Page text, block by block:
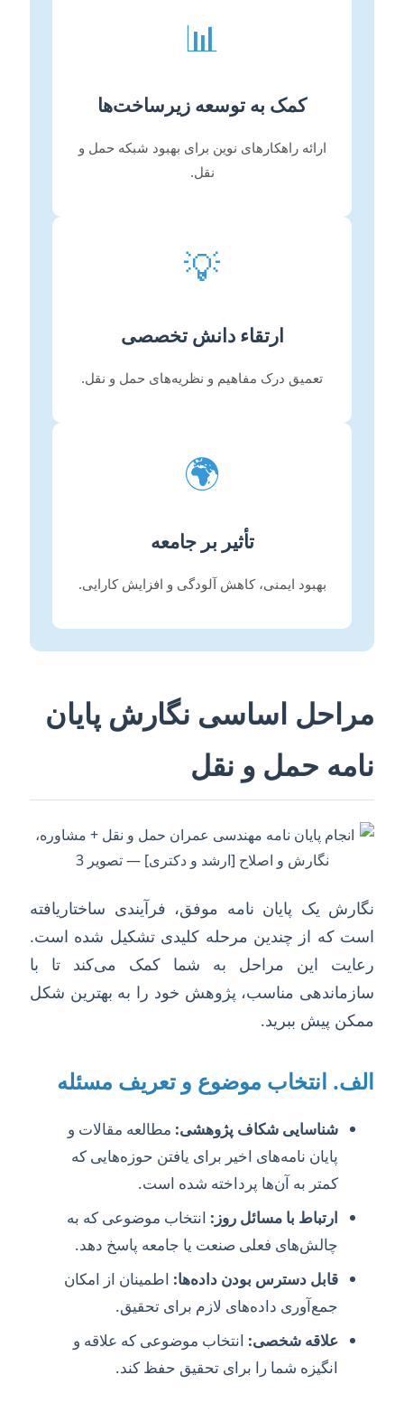
📊
کمک به توسعه زیرساخت‌ها
ارائه راهکارهای نوین برای بهبود شبکه حمل و
نقل.
💡
ارتقاء دانش تخصصی
تعمیق درک مفاهیم و نظریه‌های حمل و نقل.
🌍
تأثیر بر جامعه
بهبود ایمنی، کاهش آلودگی و افزایش کارایی.
مراحل اساسی نگارش پایان
نامه حمل و نقل
نگارش یک پایان نامه موفق، فرآیندی ساختاریافته
است که از چندین مرحله کلیدی تشکیل شده است.
رعایت این مراحل به شما کمک می‌کند تا با
سازماندهی مناسب، پژوهش خود را به بهترین شکل
ممکن پیش ببرید.
الف. انتخاب موضوع و تعریف مسئله
شناسایی شکاف پژوهشی: مطالعه مقالات و
پایان نامه‌های اخیر برای یافتن حوزه‌هایی که
کمتر به آن‌ها پرداخته شده است.
ارتباط با مسائل روز: انتخاب موضوعی که به
چالش‌های فعلی صنعت یا جامعه پاسخ دهد.
قابل دسترس بودن داده‌ها: اطمینان از امکان
جمع‌آوری داده‌های لازم برای تحقیق.
علاقه شخصی: انتخاب موضوعی که علاقه و
انگیزه شما را برای تحقیق حفظ کند.